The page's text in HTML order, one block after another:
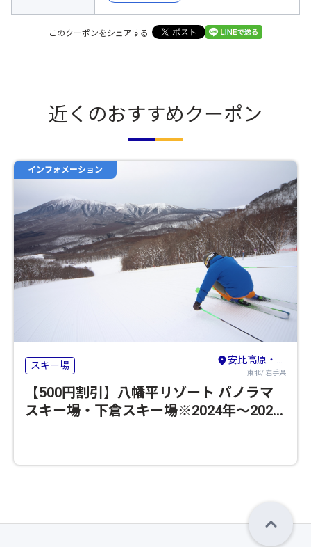
このクーポンをシェアする
近くのおすすめクーポン
インフォメーション
スキー場 安比高原・八幡平・二戸
東北/ 岩手県
【500円割引】八幡平リゾート パノラマ
スキー場・下倉スキー場※2024年～2025